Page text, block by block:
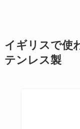
イギリスで使
テンレス製